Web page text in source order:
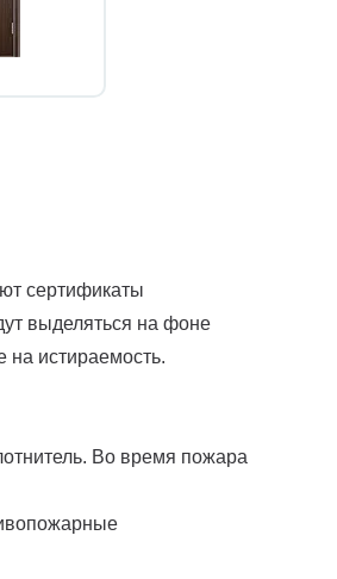
сертификаты
выделяться на фоне
истираемость.
Во время пожара